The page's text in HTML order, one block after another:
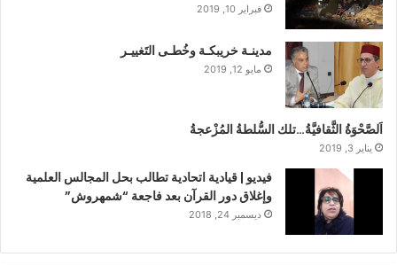
فبراير 10, 2019
مدينـة خريبكـة وخُطـى التَغييـر
مايو 12, 2019
اَلصَّحْوَةُ الثَّقافيَّةُ…تلك السُّلطةُ المُزْعجةُ
يناير 3, 2019
فيديو | قيادية اتحادية تطالب بحل المجالس العلمية
وإغلاق دور القرآن بعد فاجعة “شمهروش”
ديسمبر 24, 2018